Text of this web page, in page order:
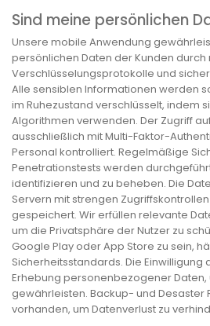
Sind meine persönlichen
Unsere mobile Anwendung
persönlichen Daten der Kunden durch
Verschlüsselungsprotokolle und
Alle sensiblen Informationen werden
im Ruhezustand verschlüsselt, indem
Algorithmen verwenden. Der Zugriff
ausschließlich mit Multi-Faktor-
Personal kontrolliert. Regelmäßige
Penetrationstests werden
identifizieren und zu beheben. Die
Servern mit strengen
gespeichert. Wir erfüllen relevante
um die Privatsphäre der Nutzer zu
Google Play oder App Store zu sein,
Sicherheitsstandards. Die
Erhebung personenbezogener Daten,
gewährleisten. Backup- und Desaster
vorhanden, um Datenverlust zu